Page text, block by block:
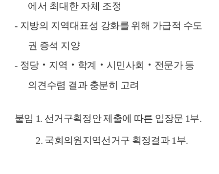
에서 최대한 자체 조정
- 지방의 지역대표성 강화를 위해 가급적 수도
권 증석 지양
- 정당‧ 지역 ‧ 학계 ‧ 시민사회 ‧ 전문가 등
의견수렴 결과 충분히 고려
붙임 1. 선거구획정안 제출에 따른 입장문 1부.
2. 국회의원지역선거구 획정결과1부.